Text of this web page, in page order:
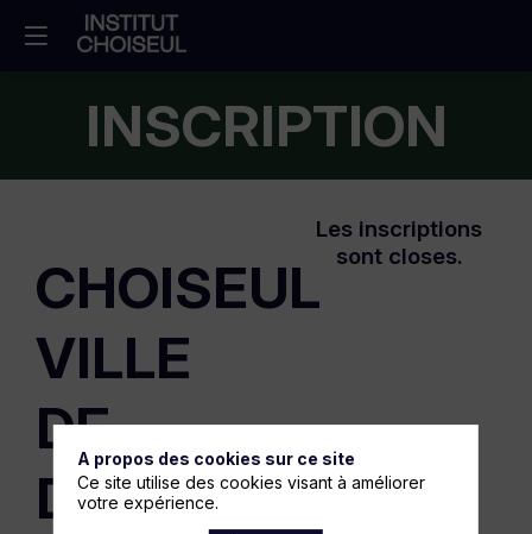
INSCRIPTION
CHOISEUL
VILLE
DE
DEMAIN
Les inscriptions
sont closes.
A propos des cookies sur ce site
Ce site utilise des cookies visant à améliorer
votre expérience.